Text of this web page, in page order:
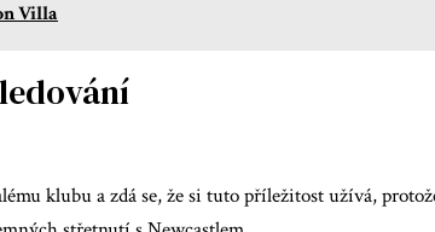
Villa
klubu a zdá se, že si tuto příležitost užívá,